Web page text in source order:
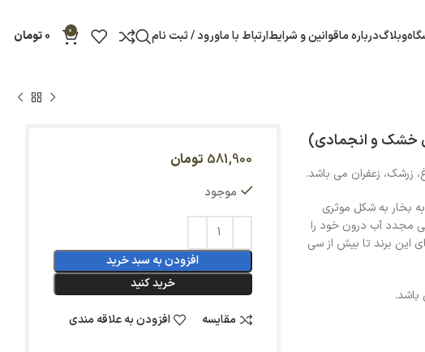
وبلاگدرباره ماقوانین و شرایطارتباط با ماورود / ثبت نام 0
0تومان
خشک و انجمادی)
بخار به شکل موثری
مجدد آب درون خود را
این برند تا بیش از سی
581,900 تومان
موجود
افزودن به سبد خرید
خرید کنید
مقایسه افزودن به علاقه مندی